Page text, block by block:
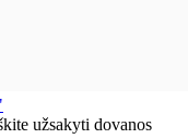
užsakyti dovanos